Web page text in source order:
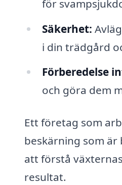
för
Säkerhet:
i din trädgård
Förberedelse
och göra dem
Ett företag som
beskärning som är
att förstå
resultat.